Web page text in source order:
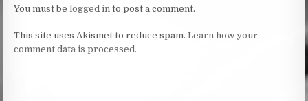
You must belogged in to post a comment.
This site uses Akismet to reduce spam.Learn how your
comment data is processed.